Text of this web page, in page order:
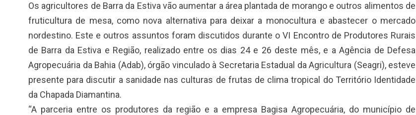
Os agricultores de Barra da Estiva vão aumentar a área plantada de morango e outros alimentos de
fruticultura de mesa, como nova alternativa para deixar a monocultura e abastecer o mercado
nordestino. Este e outros assuntos foram discutidos durante o VI Encontro de Produtores Rurais
de Barra da Estiva e Região, realizado entre os dias 24 e 26 deste mês, e a Agência de Defesa
Agropecuária da Bahia (Adab), órgão vinculado à Secretaria Estadual da Agricultura (Seagri), esteve
presente para discutir a sanidade nas culturas de frutas de clima tropical do Território Identidade
da Chapada Diamantina.
“A parceria entre os produtores da região e a empresa Bagisa Agropecuária, do município de